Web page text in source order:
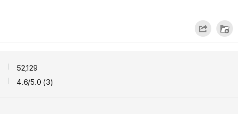
52,129
4.6/5.0 (3)